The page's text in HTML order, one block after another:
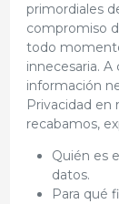
primordiales
compromiso
todo
innecesaria.
información
Privacidad en
recabamos,
Quién es
datos.
Para qué